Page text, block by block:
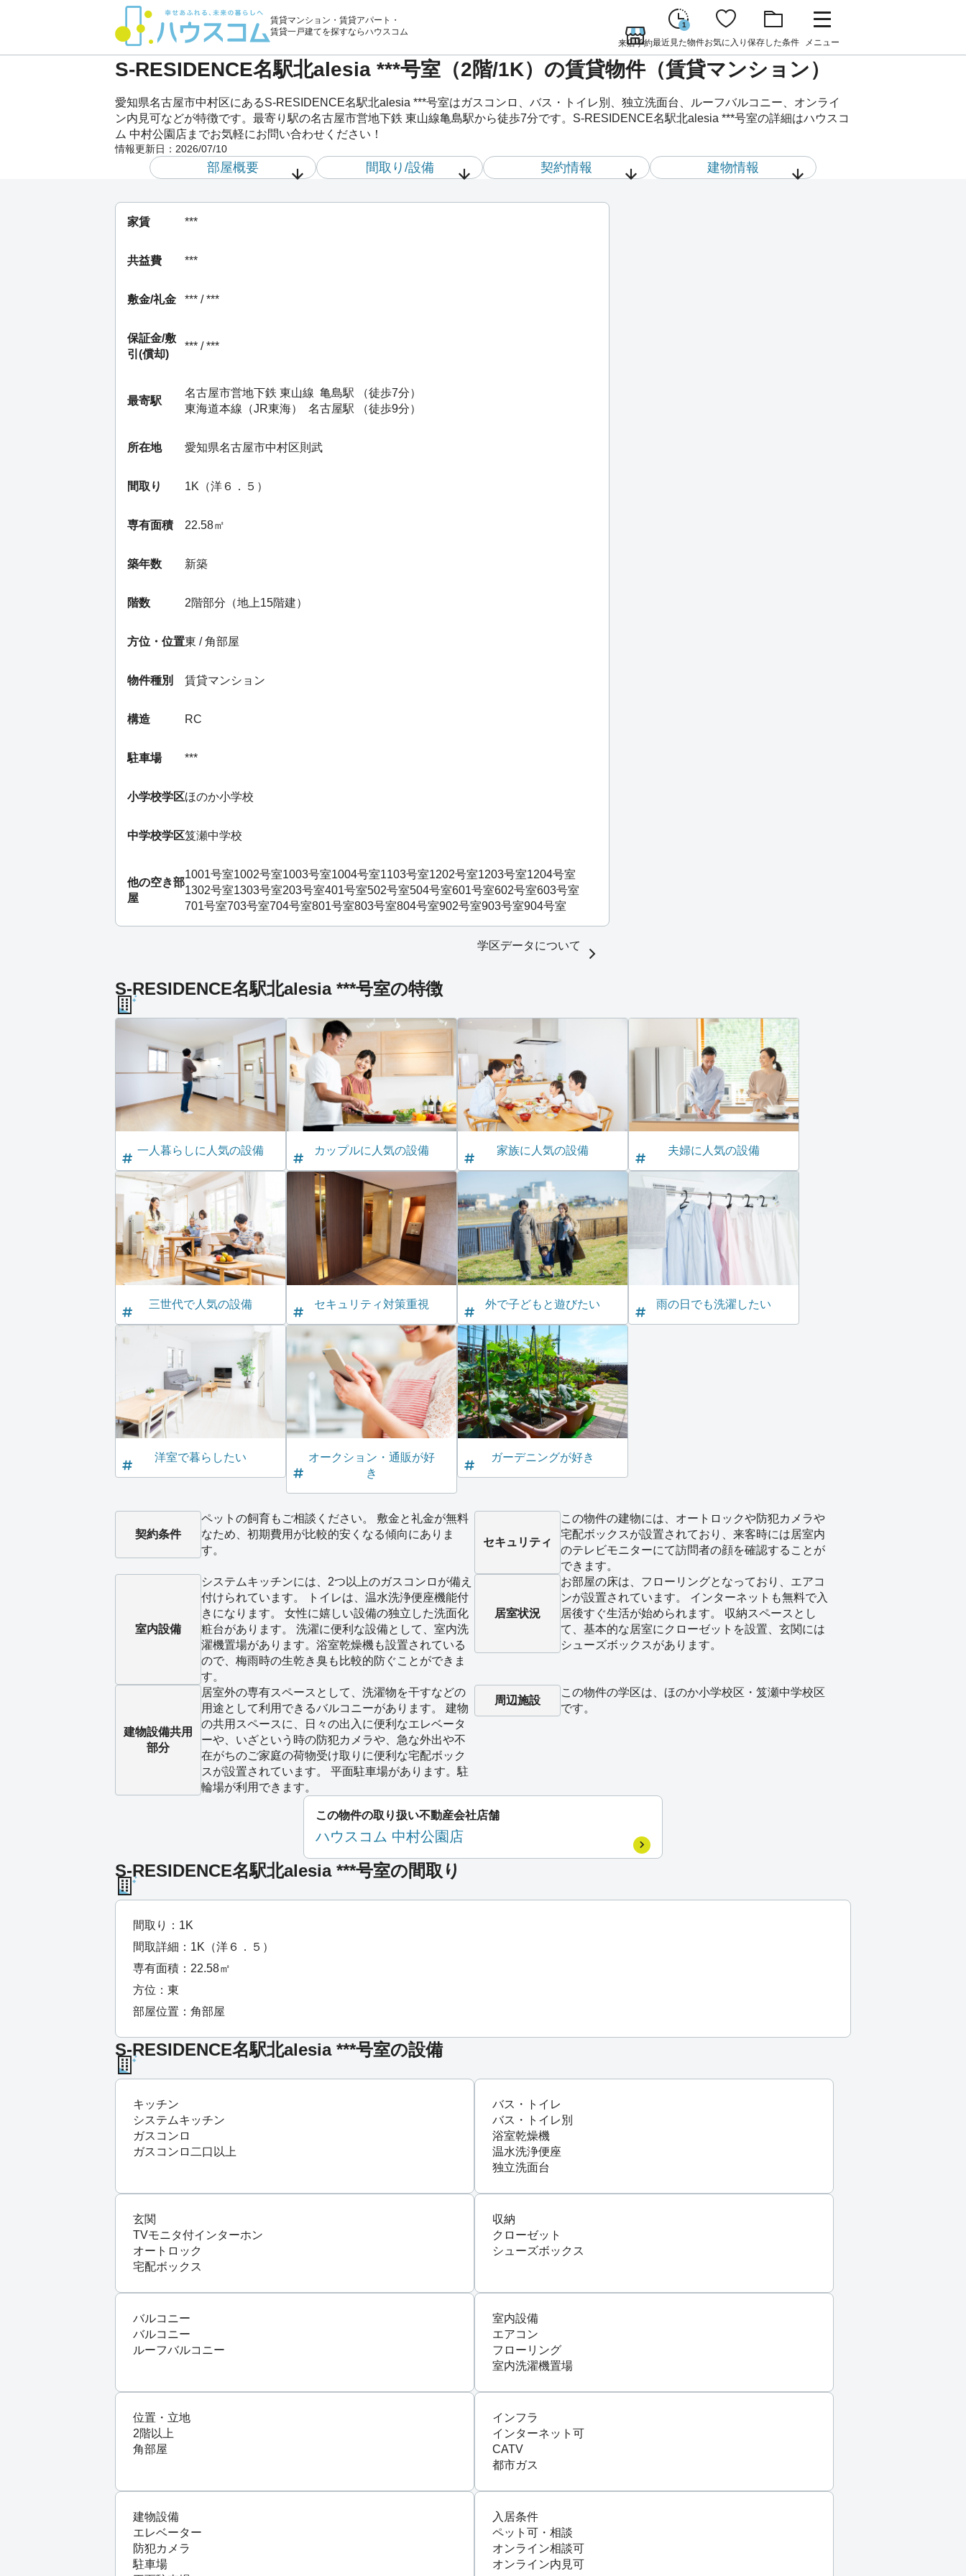
賃貸マンション・賃貸アパート・
賃貸一戸建てを探すならハウスコム
来店予約
1
最近見た物件お気に入り 保存した条件 メニュー
S-RESIDENCE名駅北alesia ***号室（2階/1K）の賃貸物件（賃貸マンション）
愛知県名古屋市中村区にあるS-RESIDENCE名駅北alesia ***号室はガスコンロ、バス・トイレ別、独立洗面台、ルーフバルコニー、オンライ
ン内見可などが特徴です。最寄り駅の名古屋市営地下鉄 東山線亀島駅から徒歩7分です。S-RESIDENCE名駅北alesia ***号室の詳細はハウスコ
ム 中村公園店までお気軽にお問い合わせください！
情報更新日： 2026/07/10
部屋概要 間取り/設備 契約情報 建物情報
家賃 ***
共益費 ***
敷金/礼金 *** / ***
保証金/敷
引(償却)
*** / ***
最寄駅
名古屋市営地下鉄 東山線 亀島駅 （徒歩7分）
東海道本線（JR東海）
名古屋駅 （徒歩9分）
所在地 愛知県名古屋市中村区則武
間取り 1K（洋６．５）
専有面積 22.58㎡
築年数 新築
階数 2階部分（地上15階建）
方位・位置東 / 角部屋
物件種別 賃貸マンション
構造 RC
駐車場 ***
小学校学区ほのか小学校
中学校学区笈瀬中学校
他の空き部
屋
1001号室1002号室1003号室1004号室1103号室1202号室1203号室1204号室
1302号室1303号室203号室401号室502号室504号室601号室602号室603号室
701号室703号室704号室801号室803号室804号室902号室903号室904号室
学区データについて
S-RESIDENCE名駅北alesia ***号室の特徴
一人暮らしに人気の設備 カップルに人気の設備 家族に人気の設備 夫婦に人気の設備
三世代で人気の設備 セキュリティ対策重視 外で子どもと遊びたい 雨の日でも洗濯したい
洋室で暮らしたい
オークション・通販が好
き
ガーデニングが好き
契約条件
ペットの飼育もご相談ください。 敷金と礼金が無料
なため、初期費用が比較的安くなる傾向にありま
す。
セキュリティ
この物件の建物には、オートロックや防犯カメラや
宅配ボックスが設置されており、来客時には居室内
のテレビモニターにて訪問者の顔を確認することが
できます。
室内設備
システムキッチンには、2つ以上のガスコンロが備え
付けられています。 トイレは、温水洗浄便座機能付
きになります。 女性に嬉しい設備の独立した洗面化
粧台があります。 洗濯に便利な設備として、室内洗
濯機置場があります。浴室乾燥機も設置されている
ので、梅雨時の生乾き臭も比較的防ぐことができま
す。
居室状況
お部屋の床は、フローリングとなっており、エアコ
ンが設置されています。 インターネットも無料で入
居後すぐ生活が始められます。 収納スペースとし
て、基本的な居室にクローゼットを設置、玄関には
シューズボックスがあります。
建物設備共用
部分
居室外の専有スペースとして、洗濯物を干すなどの
用途として利用できるバルコニーがあります。 建物
の共用スペースに、日々の出入に便利なエレベータ
ーや、いざという時の防犯カメラや、急な外出や不
在がちのご家庭の荷物受け取りに便利な宅配ボック
スが設置されています。 平面駐車場があります。駐
輪場が利用できます。
周辺施設
この物件の学区は、ほのか小学校区・笈瀬中学校区
です。
この物件の取り扱い不動産会社店舗
ハウスコム 中村公園店
S-RESIDENCE名駅北alesia ***号室の間取り
間取り：1K
間取詳細：1K（洋６．５）
専有面積：22.58㎡
方位：東
部屋位置：角部屋
S-RESIDENCE名駅北alesia ***号室の設備
キッチン
システムキッチン
ガスコンロ
ガスコンロ二口以上
バス・トイレ
バス・トイレ別
浴室乾燥機
温水洗浄便座
独立洗面台
玄関
TVモニタ付インターホン
オートロック
宅配ボックス
収納
クローゼット
シューズボックス
バルコニー
バルコニー
ルーフバルコニー
室内設備
エアコン
フローリング
室内洗濯機置場
位置・立地
2階以上
角部屋
インフラ
インターネット可
CATV
都市ガス
建物設備
エレベーター
防犯カメラ
駐車場
入居条件
ペット可・相談
オンライン相談可
オンライン内見可